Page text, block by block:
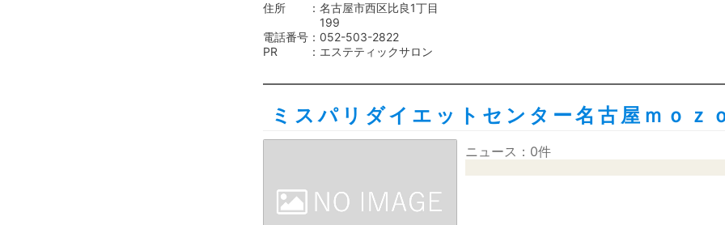
住所
名古屋市西区比良1丁目
199
電話番号
052-503-2822
PR
エステティックサロン
ミスパリダイエットセンター名古屋ｍｏｚ
ニュース：0件